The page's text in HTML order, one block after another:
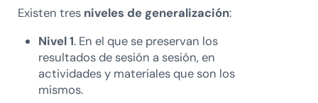
Existen tres niveles de generalización:
Nivel 1. En el que se preservan los
resultados de sesión a sesión, en
actividades y materiales que son los
mismos.